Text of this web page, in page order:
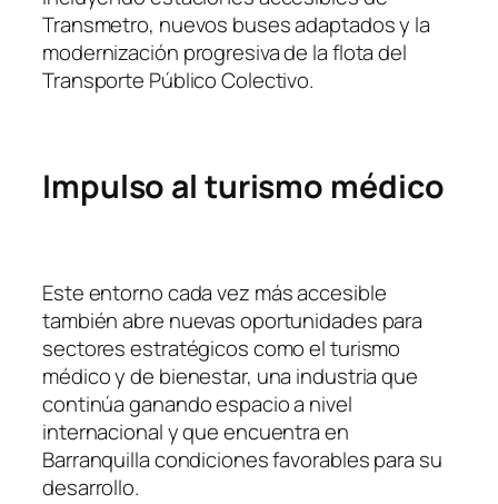
Transmetro, nuevos buses adaptados y la
modernización progresiva de la flota del
Transporte Público Colectivo.
Impulso al turismo médico
Este entorno cada vez más accesible
también abre nuevas oportunidades para
sectores estratégicos como el turismo
médico y de bienestar, una industria que
continúa ganando espacio a nivel
internacional y que encuentra en
Barranquilla condiciones favorables para su
desarrollo.